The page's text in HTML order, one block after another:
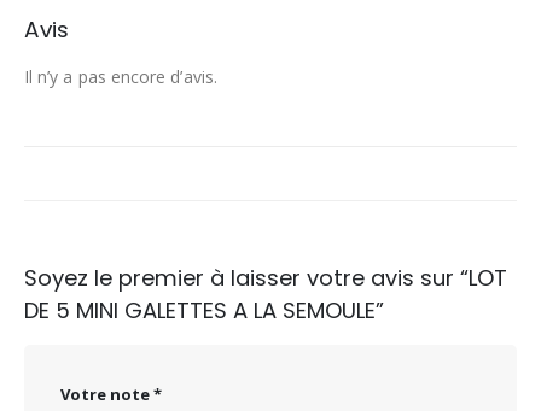
Avis
Il n’y a pas encore d’avis.
Soyez le premier à laisser votre avis sur “LOT
DE 5 MINI GALETTES A LA SEMOULE”
Votre note*